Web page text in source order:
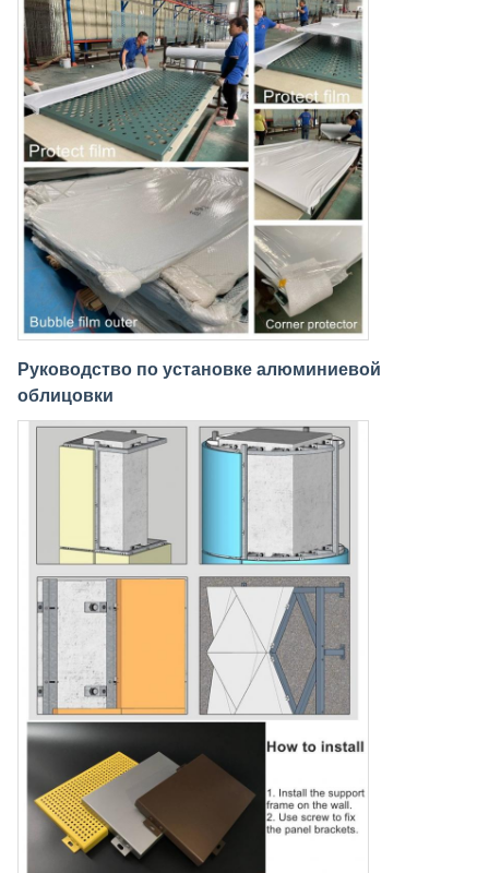
Руководство по установке алюминиевой
облицовки